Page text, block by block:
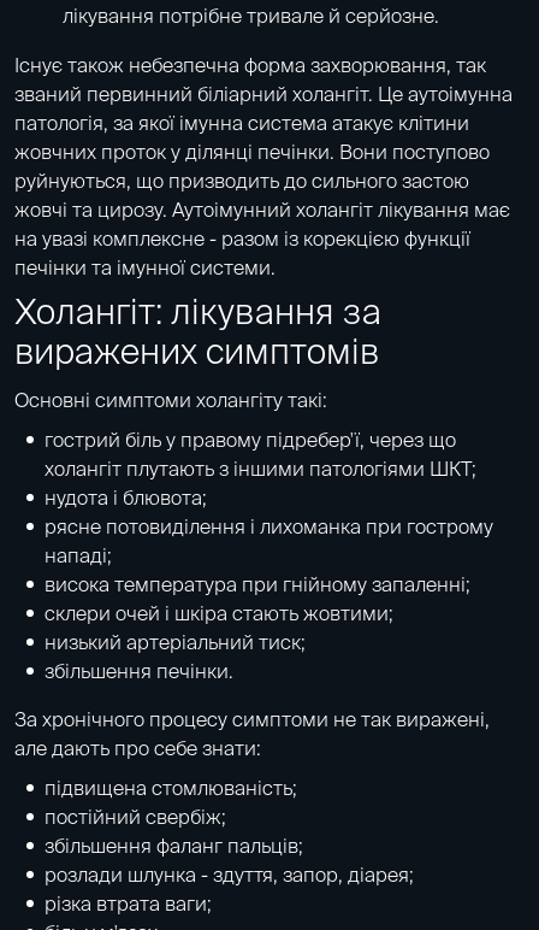
лікування потрібне тривале й серйозне.
Існує також небезпечна форма захворювання, так
званий первинний біліарний холангіт. Це аутоімунна
патологія, за якої імунна система атакує клітини
жовчних проток у ділянці печінки. Вони поступово
руйнуються, що призводить до сильного застою
жовчі та цирозу. Аутоімунний холангіт лікування має
на увазі комплексне - разом із корекцією функції
печінки та імунної системи.
Холангіт: лікування за
виражених симптомів
Основні симптоми холангіту такі:
гострий біль у правому підребер'ї, через що
холангіт плутають з іншими патологіями ШКТ;
нудота і блювота;
рясне потовиділення і лихоманка при гострому
нападі;
висока температура при гнійному запаленні;
склери очей і шкіра стають жовтими;
низький артеріальний тиск;
збільшення печінки.
За хронічного процесу симптоми не так виражені,
але дають про себе знати:
підвищена стомлюваність;
постійний свербіж;
збільшення фаланг пальців;
розлади шлунка - здуття, запор, діарея;
різка втрата ваги;